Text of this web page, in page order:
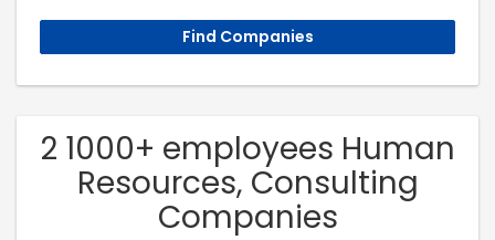
2 1000+ employees Human
Resources, Consulting
Companies